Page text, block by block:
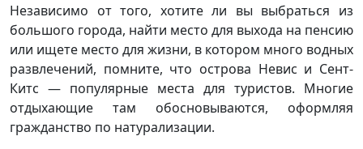
Независимо от того, хотите ли вы выбраться из
большого города, найти место для выхода на пенсию
или ищете место для жизни, в котором много водных
развлечений, помните, что острова Невис и Сент-
Китс — популярные места для туристов. Многие
отдыхающие там обосновываются, оформляя
гражданство по натурализации.